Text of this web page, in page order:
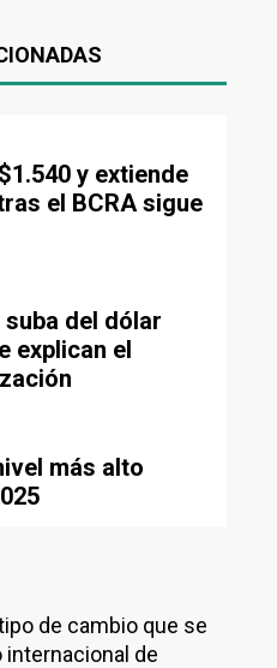
y extiende
el BCRA sigue
suba del dólar
explican el
más alto
de cambio que se
de